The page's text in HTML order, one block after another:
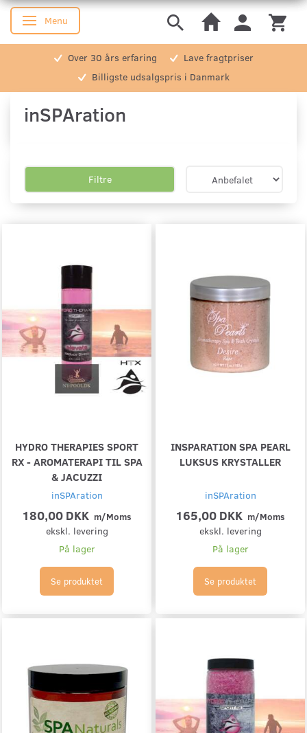
Skifte navigation
Menu
Over 30 års erfaring
Lave fragtpriser
Billigste udsalgspris i Danmark
inSPAration
Filtre
HYDRO THERAPIES SPORT
RX - AROMATERAPI TIL SPA
& JACUZZI
inSPAration
180,00 DKK m/Moms
ekskl. levering
På lager
Se produktet
INSPARATION SPA PEARL
LUKSUS KRYSTALLER
inSPAration
165,00 DKK m/Moms
ekskl. levering
På lager
Se produktet